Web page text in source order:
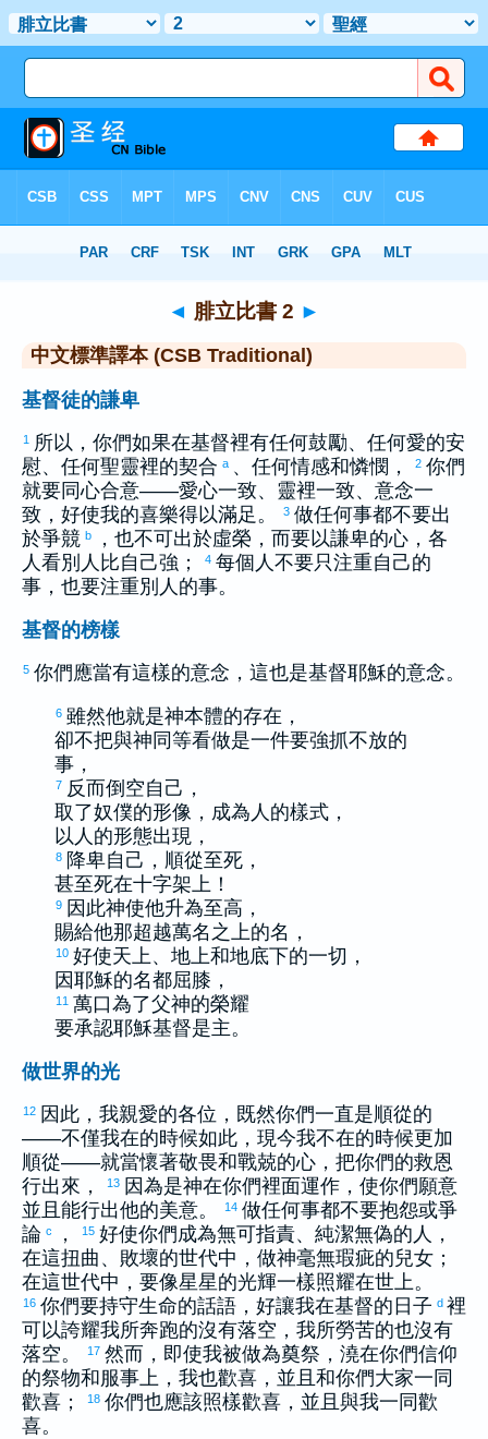
> 腓立比書 2
◄ 腓立比書 2 ►
中文標準譯本 (CSB Traditional)
基督徒的謙卑
1 所以，你們如果在基督裡有任何鼓勵、任何愛的安
慰、任何聖靈裡的契合 a 、任何情感和憐憫， 2 你們
就要同心合意——愛心一致、靈裡一致、意念一
致，好使我的喜樂得以滿足。
3 做任何事都不要出
於爭競 b
，也不可出於虛榮，而要以謙卑的心，各
人看別人比自己強；
4 每個人不要只注重自己的
事，也要注重別人的事。
基督的榜樣
5 你們應當有這樣的意念，這也是基督耶穌的意念。
6 雖然他就是神本體的存在，
卻不把與神同等看做是一件要強抓不放的
事，
7 反而倒空自己，
取了奴僕的形像，成為人的樣式，
以人的形態出現，
8 降卑自己，順從至死，
甚至死在十字架上！
9 因此神使他升為至高，
賜給他那超越萬名之上的名，
10 好使天上、地上和地底下的一切，
因耶穌的名都屈膝，
11 萬口為了父神的榮耀
要承認耶穌基督是主。
做世界的光
12 因此，我親愛的各位，既然你們一直是順從的
——不僅我在的時候如此，現今我不在的時候更加
順從——就當懷著敬畏和戰兢的心，把你們的救恩
行出來，
13 因為是神在你們裡面運作，使你們願意
並且能行出他的美意。
14 做任何事都不要抱怨或爭
論 c ， 15 好使你們成為無可指責、純潔無偽的人，
在這扭曲、敗壞的世代中，做神毫無瑕疵的兒女；
在這世代中，要像星星的光輝一樣照耀在世上。
16 你們要持守生命的話語，好讓我在基督的日子 d 裡
可以誇耀我所奔跑的沒有落空，我所勞苦的也沒有
落空。
17 然而，即使我被做為奠祭，澆在你們信仰
的祭物和服事上，我也歡喜，並且和你們大家一同
歡喜；
18 你們也應該照樣歡喜，並且與我一同歡
喜。